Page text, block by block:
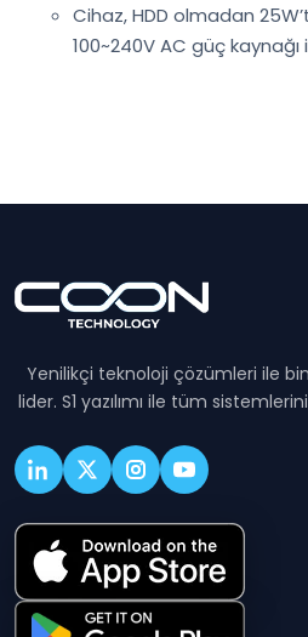
Cihaz, HDD olmadan
100~240V AC güç kaynağı
Yenilikçi teknoloji çözümleri ile
lider. S1 yazılımı ile tüm